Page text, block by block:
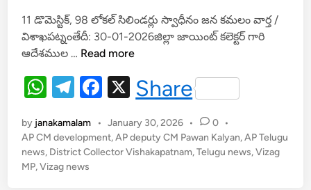
కు
మా
ద
at
s
A
p
p
e
gr
a
m
c
e
b
o
o
k
11 డొమెస్టిక్, 98 లోకల్ సిలిండర్లు స్వాధీనం జన కమలం వార్త /
విశాఖపట్నంతేదీ: 30-01-2026జిల్లా జాయింట్ కలెక్టర్ గారి
ఆదేశముల … పూ
మా
ర్కె
ట్‌
లో
అ
క్ర
Read more
W
at
s
A
T
e
gr
a
F
c
e
X
Share
by janakamalam • January 30, 2026 • 0 •
AP CM development,AP deputy CM Pawan Kalyan,AP Telugu
news, District Collector Vishakapatnam,Telugu news,Vizag
MP,Vizag news